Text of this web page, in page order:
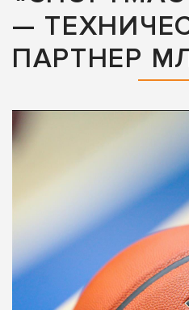
—
ПАРТНЕР